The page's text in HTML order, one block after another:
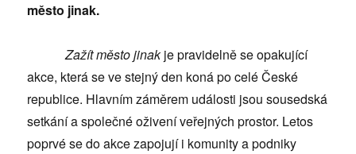
město jinak.
Zažít město jinakje pravidelně se opakující
akce, která se ve stejný den koná po celé České
republice. Hlavním záměrem události jsou sousedská
setkání a společné oživení veřejných prostor. Letos
poprvé se do akce zapojují i komunity a podniky